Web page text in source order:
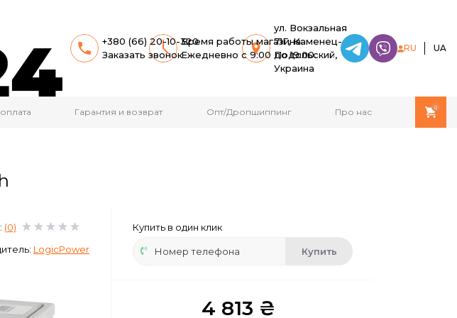
+380 (66) 20-10-320
Заказать звонок
Время работы магазина:
Ежедневно с 9:00 до 19:00.
ул. Вокзальная
71Г, Каменец-
Подольский,
Украина
RU UA
Гарантия и возврат Опт/Дропшиппинг Про нас 0
(0)
LogicPower
Купить в один клик
Купить
4 813 ₴